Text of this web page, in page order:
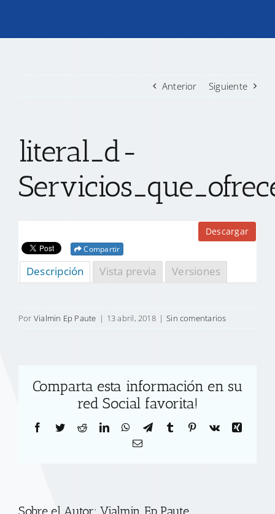
TRANSPARENCIA
CONTACTO
Anterior Siguiente
literal_d-
Descargar
Compartir
Descripción Vista previa Versiones
Por Vialmin Ep Paute | 13 abril, 2018 | Sin comentarios
Comparta esta información en su
red Social favorita!
Facebook
TwitterRedditLinkedInWhatsApp
TelegramTumblr Pinterest
Vk
Xing
Correo